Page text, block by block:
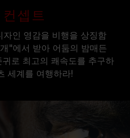
컨셉트
자인 영감을 비행을 상징함
"에서 받아 어둠의 밤매든
로 최고의 쾌속도를 추구하
세계를 여행하라!